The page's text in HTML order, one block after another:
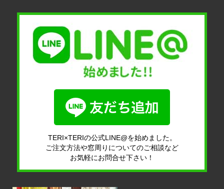
TERI×TERIの公式LINE@を始めました。
ご注文方法や窓周りについてのご相談など
お気軽にお問合せ下さい！